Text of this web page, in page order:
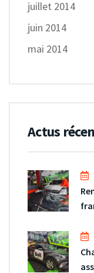
juillet 2014
juin 2014
mai 2014
Actus